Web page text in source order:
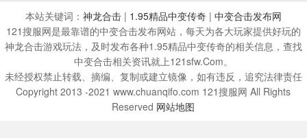
本站关键词： 神龙合击| 1.95精品中变传奇| 中变合击发布网
121搜服网是最靠谱的中变合击发布网站，每天为各大玩家提供好玩的
神龙合击游戏玩法，及时发布各种1.95精品中变传奇的相关信息，查找
中变合击相关资讯就上121sfw.Com。
未经授权禁止转载、摘编、复制或建立镜像，如有违反，追究法律责任
Copyright 2013 -2021 www.chuanqifo.com 121搜服网 All Rights
Reserved 网站地图